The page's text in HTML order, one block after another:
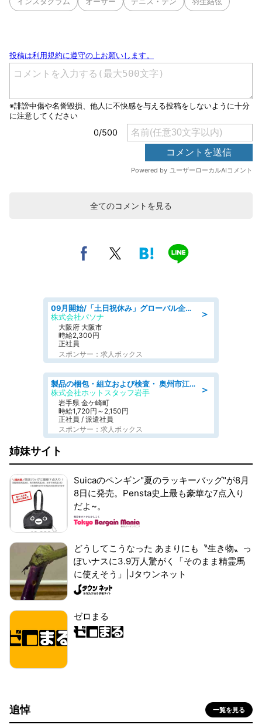
全てのコメントを見る
＞
09月開始/「土日祝休み」グローバル企業での産業保健のお仕事/保健師/高時給/残業なし/服装自由
株式会社パソナ
大阪府 大阪市
時給2,300円
正社員
スポンサー：求人ボックス
＞
製品の梱包・組立および検査・ 奥州市江刺/大手企業で長期安定 梱包・検査・組立/半年経過毎に5万円の報奨金有
株式会社ホットスタッフ岩手
岩手県 金ケ崎町
時給1,720円～2,150円
正社員 / 派遣社員
スポンサー：求人ボックス
姉妹サイト
Suicaのペンギン"夏のラッキーバッグ"が8月
8日に発売。Pensta史上最も豪華な7点入り
だよ~。
どうしてこうなった あまりにも〝生き物〟っ
ぽいナスに3.9万人驚がく「そのまま精霊馬
に使えそう」|Jタウンネット
ゼロまる
追悼 一覧を見る